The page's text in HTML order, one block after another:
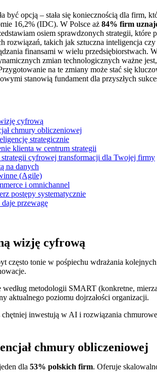
być opcją – stała się koniecznością dla firm,
16,2% (IDC). W Polsce aż 84% firm
osiem sprawdzonych strategii,
rozwiązań, takich jak sztuczna inteligencja
finansami w wielu przedsiębiorstwach.
zmian technologicznych ważne
na te zmiany może stać się
stanowią fundament dla przyszłych
cyfrową
chmury obliczeniowej
strategicznie
klienta w centrum strategii
cyfrowej transformacji dla Twojej firmy
na danych
(Agile)
i omnichannel
postępy systematycznie
przewagę
wizję cyfrową
często tonie w pośpiechu wdrażania
metodologii SMART (konkretne,
aktualnego poziomu dojrzałości organizacji.
inwestują w AI i rozwiązania
chmury obliczeniowej
dla 53% polskich firm. Oferuje